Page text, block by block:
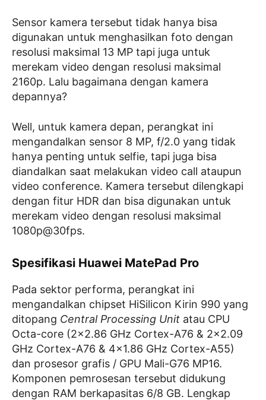
Sensor kamera tersebut tidak hanya bisa
digunakan untuk menghasilkan foto dengan
resolusi maksimal 13 MP tapi juga untuk
merekam video dengan resolusi maksimal
2160p. Lalu bagaimana dengan kamera
depannya?
Well, untuk kamera depan, perangkat ini
mengandalkan sensor 8 MP, f/2.0 yang tidak
hanya penting untuk selfie, tapi juga bisa
diandalkan saat melakukan video call ataupun
video conference. Kamera tersebut dilengkapi
dengan fitur HDR dan bisa digunakan untuk
merekam video dengan resolusi maksimal
1080p@30fps.
Spesifikasi Huawei MatePad Pro
Pada sektor performa, perangkat ini
mengandalkan chipset HiSilicon Kirin 990 yang
ditopang Central Processing Unit atau CPU
Octa-core (2×2.86 GHz Cortex-A76 & 2×2.09
GHz Cortex-A76 & 4×1.86 GHz Cortex-A55)
dan prosesor grafis / GPU Mali-G76 MP16.
Komponen pemrosesan tersebut didukung
dengan RAM berkapasitas 6/8 GB. Lengkap